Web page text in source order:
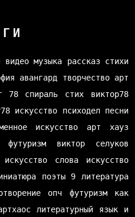
видео музыка рассказ стихи
авангард творчество арт
78 спираль стих
виктор78
искусство психодел песни
искусство
арт хауз
футуризм
виктор селуков
слова
искусство
поэты
9 литература
опч
футуризм как
литературный язык и